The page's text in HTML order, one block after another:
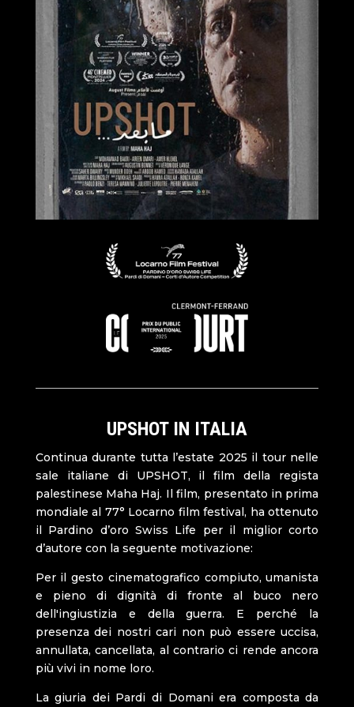
UPSHOT IN ITALIA
Continua durante tutta l’estate 2025 il tour nelle
sale italiane di UPSHOT, il film della regista
palestinese Maha Haj. Il film, presentato in prima
mondiale al 77° Locarno film festival, ha ottenuto
il Pardino d’oro Swiss Life per il miglior corto
d’autore con la seguente motivazione:
Per il gesto cinematografico compiuto, umanista
e pieno di dignità di fronte al buco nero
dell'ingiustizia e della guerra. E perché la
presenza dei nostri cari non può essere uccisa,
annullata, cancellata, al contrario ci rende ancora
più vivi in nome loro.
La giuria dei Pardi di Domani era composta da